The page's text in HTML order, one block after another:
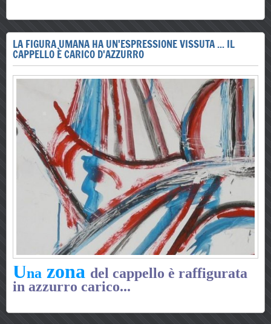
LA FIGURA UMANA HA UN'ESPRESSIONE VISSUTA ... IL
CAPPELLO È CARICO D'AZZURRO
Una zona del cappello è raffigurata
in azzurro carico...